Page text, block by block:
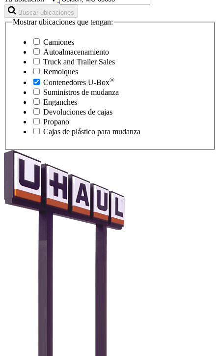
Buscar ubicaciones
Mostrar ubicaciones que tengan:
Camiones
Autoalmacenamiento
Truck and Trailer Sales
Remolques
Contenedores U-Box®
Suministros de mudanza
Enganches
Devoluciones de cajas
Propano
Cajas de plástico para mudanza